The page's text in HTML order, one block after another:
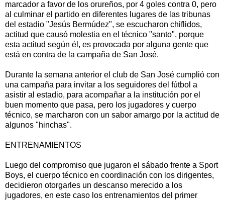
marcador a favor de los orureños, por 4 goles contra 0, pero
al culminar el partido en diferentes lugares de las tribunas
del estadio "Jesús Bermúdez", se escucharon chiflidos,
actitud que causó molestia en el técnico "santo", porque
esta actitud según él, es provocada por alguna gente que
está en contra de la campaña de San José.
Durante la semana anterior el club de San José cumplió con
una campaña para invitar a los seguidores del fútbol a
asistir al estadio, para acompañar a la institución por el
buen momento que pasa, pero los jugadores y cuerpo
técnico, se marcharon con un sabor amargo por la actitud de
algunos "hinchas".
ENTRENAMIENTOS
Luego del compromiso que jugaron el sábado frente a Sport
Boys, el cuerpo técnico en coordinación con los dirigentes,
decidieron otorgarles un descanso merecido a los
jugadores, en este caso los entrenamientos del primer